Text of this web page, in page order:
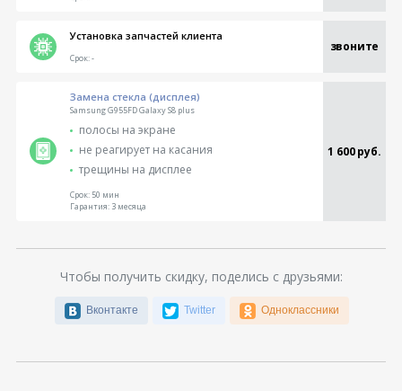
Установка запчастей клиента
звоните
Срок:-
Замена стекла (дисплея)
Samsung G955FD Galaxy S8 plus
полосы на экране
не реагирует на касания
трещины на дисплее
1 600 руб.
Срок:50 мин
Гарантия:3 месяца
Чтобы получить скидку, поделись с друзьями:
Вконтакте Twitter Одноклассники